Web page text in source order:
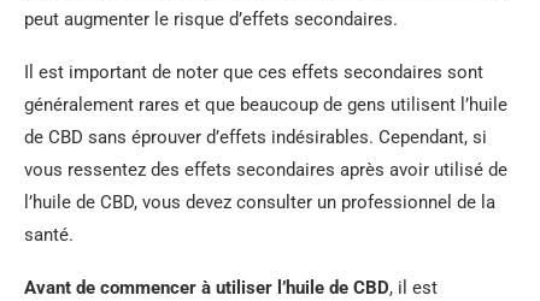
peut augmenter le risque d’effets secondaires.
Il est important de noter que ces effets secondaires sont
généralement rares et que beaucoup de gens utilisent l’huile
de CBD sans éprouver d’effets indésirables. Cependant, si
vous ressentez des effets secondaires après avoir utilisé de
l’huile de CBD, vous devez consulter un professionnel de la
santé.
Avant de commencer à utiliser l’huile de CBD, il est